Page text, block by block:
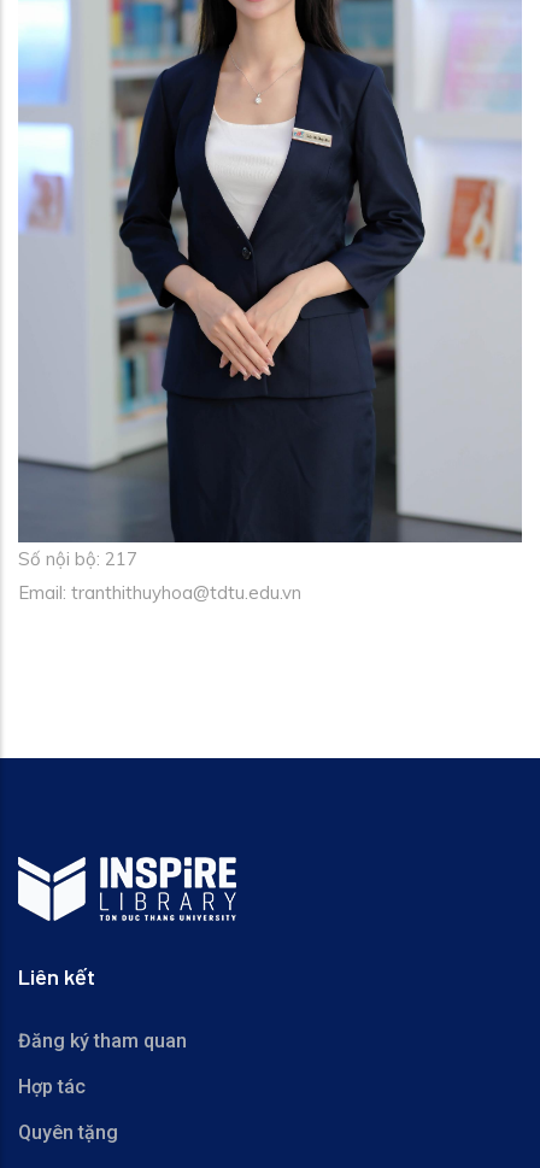
Số nội bộ: 217
Email: tranthithuyhoa@tdtu.edu.vn
Liên kết
Đăng ký tham quan
Hợp tác
Quyên tặng